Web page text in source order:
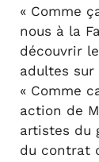
« Comme
nous à la
découvrir
adultes sur
« Comme
action de
artistes du
du contrat